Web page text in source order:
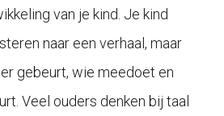
van je kind. Je kind
naar een verhaal, maar
gebeurt, wie meedoet en
Veel ouders denken bij taal